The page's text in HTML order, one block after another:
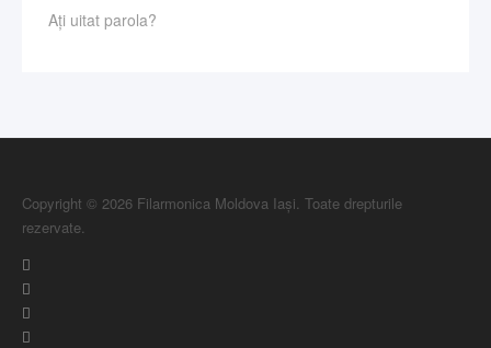
Aţi uitat parola?
Copyright © 2026 Filarmonica Moldova Iași. Toate drepturile
rezervate.